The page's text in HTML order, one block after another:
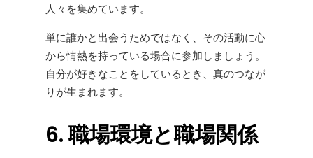
人々を集めています。
単に誰かと出会うためではなく、その活動に心
から情熱を持っている場合に参加しましょう。
自分が好きなことをしているとき、真のつなが
りが生まれます。
6. 職場環境と職場関係